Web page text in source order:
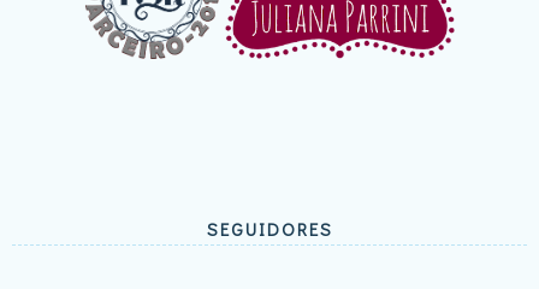
SEGUIDORES